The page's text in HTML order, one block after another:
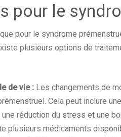
pour le
pour le syndrome
plusieurs options de
de vie : Les changements de
Cela peut inclure
réduction du stress et une
plusieurs médicaments